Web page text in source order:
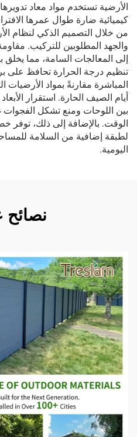
الأرضية تستخدم مواد معاد
كيميائية ضارة طوال عمرها
من خلال التصميم الذكي لنظام
والجهد المطلوبين للتركيب.
إلى المعالجات السامة، مما يخلق
تنظيم درجة الحرارة تحافظ
المباشرة مقارنةً بمواد الأرضيات
أيام الصيف الحارة. استقرار
بين اللوحات ومنع تشكل الفجوات
الوقت. بالإضافة إلى ذلك، توفر
لطبقة إضافية من السلامة
اليومية.
نصائح